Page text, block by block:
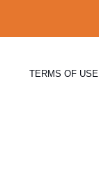
TERMS OF USE